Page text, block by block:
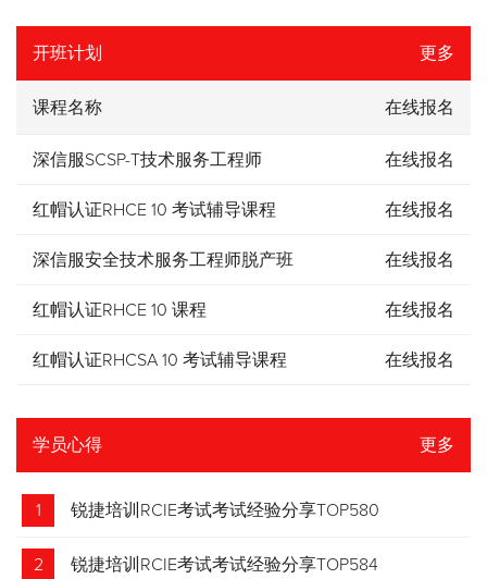
开班计划 更多
课程名称 在线报名
深信服SCSP-T技术服务工程师 在线报名
红帽认证RHCE 10 考试辅导课程 在线报名
深信服安全技术服务工程师脱产班 在线报名
红帽认证RHCE 10 课程 在线报名
红帽认证RHCSA 10 考试辅导课程 在线报名
学员心得 更多
1 锐捷培训RCIE考试考试经验分享TOP580
2 锐捷培训RCIE考试考试经验分享TOP584